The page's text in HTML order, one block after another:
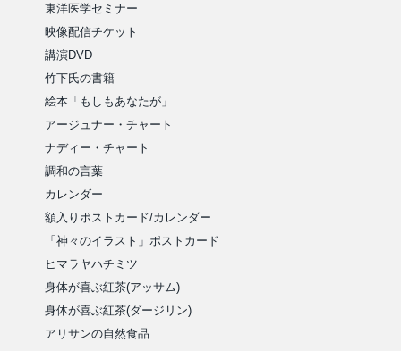
東洋医学セミナー
映像配信チケット
講演DVD
竹下氏の書籍
絵本「もしもあなたが」
アージュナー・チャート
ナディー・チャート
調和の言葉
カレンダー
額入りポストカード/カレンダー
「神々のイラスト」ポストカード
ヒマラヤハチミツ
身体が喜ぶ紅茶(アッサム)
身体が喜ぶ紅茶(ダージリン)
アリサンの自然食品